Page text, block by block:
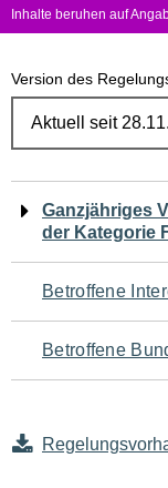
Inhalte beruhen auf
Version des
für
den
Ganzjähriges
der Kategorie
Betroffene
Betroffene